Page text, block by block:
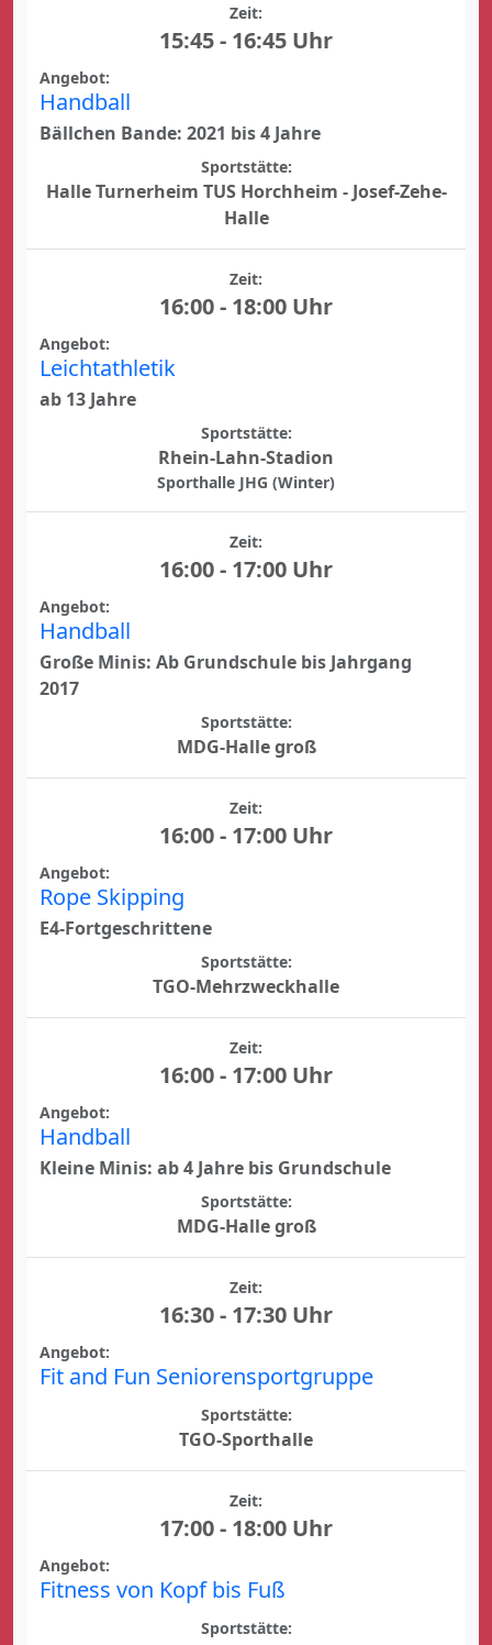
Zeit:
15:45 - 16:45 Uhr
Angebot:
Handball
Bällchen Bande: 2021 bis 4 Jahre
Sportstätte:
Halle Turnerheim TUS Horchheim - Josef-Zehe-
Halle
Zeit:
16:00 - 18:00 Uhr
Angebot:
Leichtathletik
ab 13 Jahre
Sportstätte:
Rhein-Lahn-Stadion
Sporthalle JHG (Winter)
Zeit:
16:00 - 17:00 Uhr
Angebot:
Handball
Große Minis: Ab Grundschule bis Jahrgang
2017
Sportstätte:
MDG-Halle groß
Zeit:
16:00 - 17:00 Uhr
Angebot:
Rope Skipping
E4-Fortgeschrittene
Sportstätte:
TGO-Mehrzweckhalle
Zeit:
16:00 - 17:00 Uhr
Angebot:
Handball
Kleine Minis: ab 4 Jahre bis Grundschule
Sportstätte:
MDG-Halle groß
Zeit:
16:30 - 17:30 Uhr
Angebot:
Fit and Fun Seniorensportgruppe
Sportstätte:
TGO-Sporthalle
Zeit:
17:00 - 18:00 Uhr
Angebot:
Fitness von Kopf bis Fuß
Sportstätte: